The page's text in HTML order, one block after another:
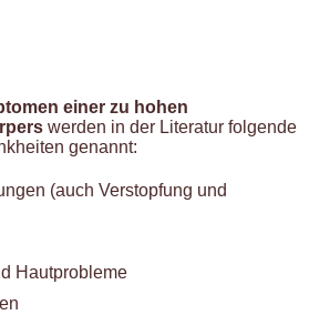
einer zu hohen
werden in der Literatur folgende
genannt:
(auch Verstopfung und
Hautprobleme